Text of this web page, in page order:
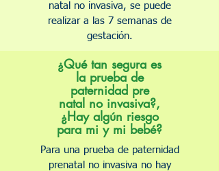
natal no invasiva, se puede
realizar a las 7 semanas de
gestación.
¿Qué tan segura es
la prueba de
paternidad pre
natal no invasiva?,
¿Hay algún riesgo
para mi y mi bebé?
Para una prueba de paternidad
prenatal no invasiva no hay